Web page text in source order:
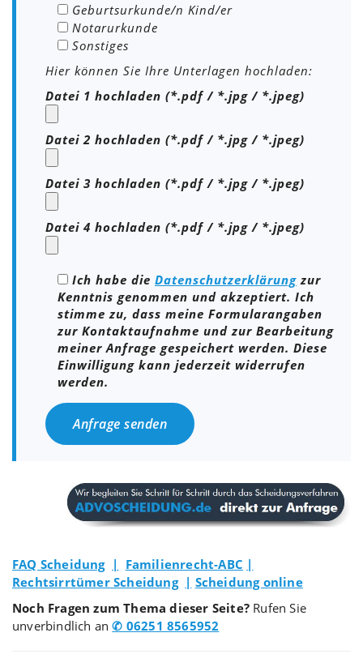
Geburtsurkunde/n Kind/er
Notarurkunde
Sonstiges
Hier können Sie Ihre Unterlagen hochladen:
Datei 1 hochladen (*.pdf / *.jpg / *.jpeg)
Datei 2 hochladen (*.pdf / *.jpg / *.jpeg)
Datei 3 hochladen (*.pdf / *.jpg / *.jpeg)
Datei 4 hochladen (*.pdf / *.jpg / *.jpeg)
Ich habe die Datenschutzerklärung zur
Kenntnis genommen und akzeptiert. Ich
stimme zu, dass meine Formularangaben
zur Kontaktaufnahme und zur Bearbeitung
meiner Anfrage gespeichert werden. Diese
Einwilligung kann jederzeit widerrufen
werden.
Bitte lasse dieses Feld leer.
FAQ Scheidung | Familienrecht-ABC |
Rechtsirrtümer Scheidung | Scheidung online
Noch Fragen zum Thema dieser Seite? Rufen Sie
unverbindlich an✆ 06251 8565952